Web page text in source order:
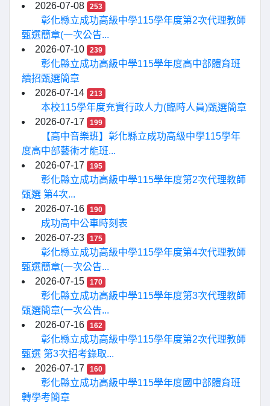
2026-07-08 253
彰化縣立成功高級中學115學年度第2次代理教師
甄選簡章(一次公告...
2026-07-10
239
彰化縣立成功高級中學115學年度高中部體育班
續招甄選簡章
2026-07-14
213
本校115學年度充實行政人力(臨時人員)甄選簡章
2026-07-17
199
【高中音樂班】彰化縣立成功高級中學115學年
度高中部藝術才能班...
2026-07-17
195
彰化縣立成功高級中學115學年度第2次代理教師
甄選 第4次...
2026-07-16
190
成功高中公車時刻表
2026-07-23
175
彰化縣立成功高級中學115學年度第4次代理教師
甄選簡章(一次公告...
2026-07-15
170
彰化縣立成功高級中學115學年度第3次代理教師
甄選簡章(一次公告...
2026-07-16
162
彰化縣立成功高級中學115學年度第2次代理教師
甄選 第3次招考錄取...
2026-07-17
160
彰化縣立成功高級中學115學年度國中部體育班
轉學考簡章